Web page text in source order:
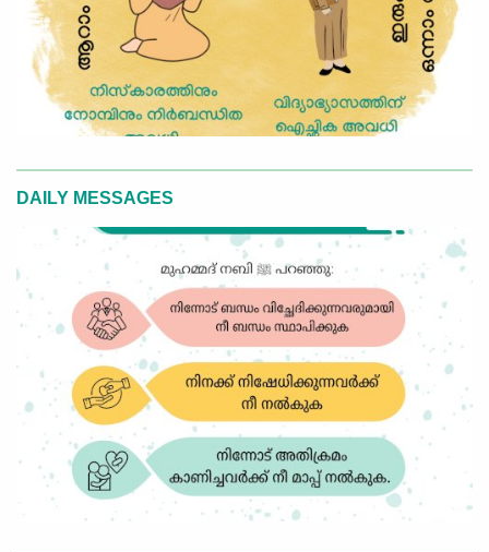
DAILY MESSAGES